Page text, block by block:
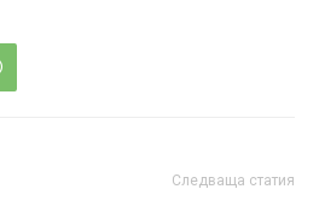
Следваща статия